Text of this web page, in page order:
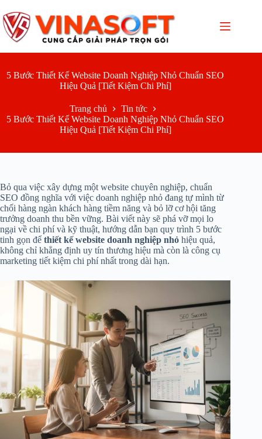
đến
phần
nội
5 Bước Thiết Kế Website Doanh Nghiệp Nhỏ Chuẩn SEO
Hiệu Quả [Tiết Kiệm Chi Phí]
Trang chủ
Tin tức
5 Bước Thiết Kế Website Doanh Nghiệp Nhỏ Chuẩn SEO
Hiệu Quả [Tiết Kiệm Chi Phí]
Bỏ qua việc xây dựng một website chuyên nghiệp, chuẩn
SEO đồng nghĩa với việc doanh nghiệp nhỏ đang tự mình từ
chối hàng ngàn khách hàng tiềm năng và bỏ lỡ cơ hội tăng
trưởng doanh thu bền vững. Bài viết này sẽ phá vỡ mọi lo
ngại về chi phí và kỹ thuật, hướng dẫn bạn quy trình 5 bước
tinh gọn để thiết kế website doanh nghiệp nhỏ hiệu quả,
không chỉ khẳng định uy tín thương hiệu mà còn là công cụ
marketing tiết kiệm chi phí nhất trong dài hạn.